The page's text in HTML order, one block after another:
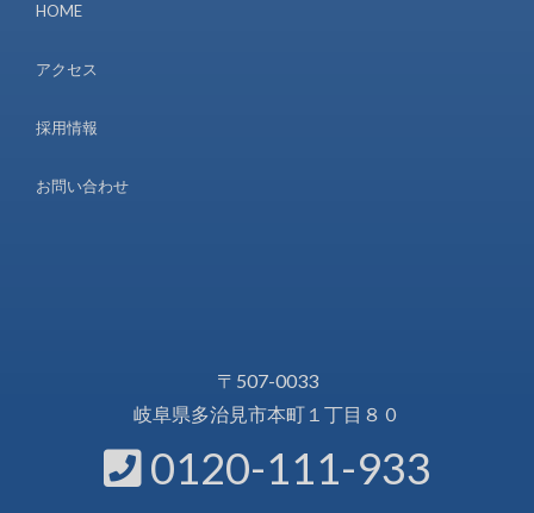
HOME
アクセス
採用情報
お問い合わせ
〒507-0033
岐阜県多治見市本町１丁目８０
0120-111-933